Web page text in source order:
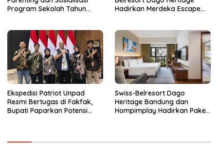
Program Sekolah Tahun
Hadirkan Merdeka Escape
Ekspedisi Patriot Unpad
Resmi Bertugas di Fakfak,
Bupati Paparkan Potensi
Swiss-Belresort Dago
Heritage Bandung dan
Hompimplay Hadirkan Paket